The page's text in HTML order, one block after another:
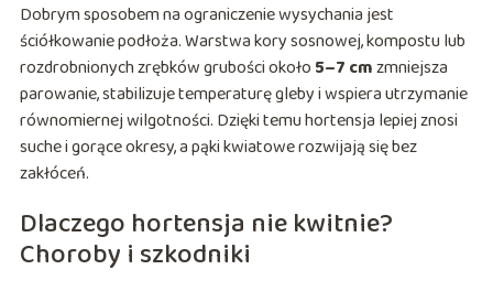
Dobrym sposobem na ograniczenie wysychania jest
ściółkowanie podłoża. Warstwa kory sosnowej, kompostu lub
rozdrobnionych zrębków grubości około 5–7 cmzmniejsza
parowanie, stabilizuje temperaturę gleby i wspiera utrzymanie
równomiernej wilgotności. Dzięki temu hortensja lepiej znosi
suche i gorące okresy, a pąki kwiatowe rozwijają się bez
zakłóceń.
Dlaczego hortensja nie kwitnie?
Choroby i szkodniki